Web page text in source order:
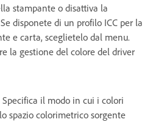
stampante o disattiva la
disponete di un profilo ICC per la
e carta, sceglietelo dal menu.
la gestione del colore del driver
Specifica il modo in cui i colori
spazio colorimetrico sorgente